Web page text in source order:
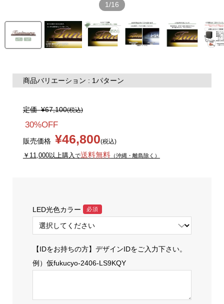
1/16
商品バリエーション : 1パターン
定価¥67,100(税込)
30%OFF
販売価格 ¥46,800(税込)
￥11,000以上購入 で送料無料（沖縄・離島除く）
LED光色カラー 必須
【IDをお持ちの方】デザインIDをご入力下さい。
例）仮fukucyo-2406-LS9KQY